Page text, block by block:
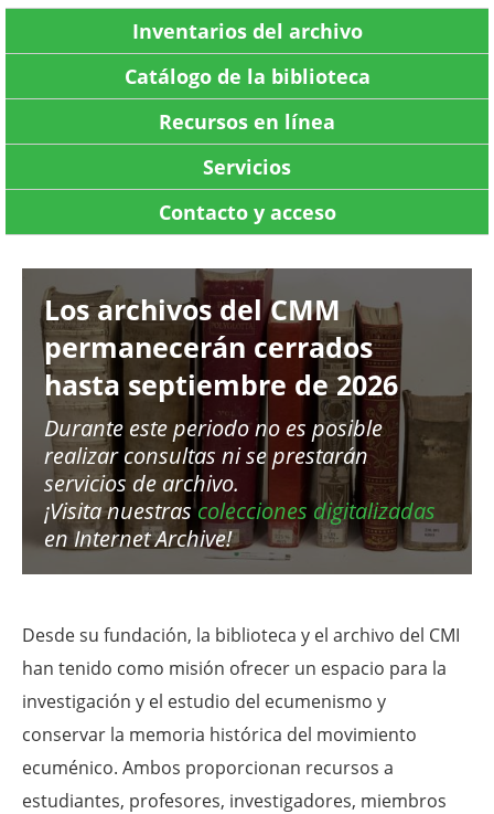
Inventarios del archivo
Catálogo de la biblioteca
Recursos en línea
Servicios
Contacto y acceso
Los archivos del CMM
permanecerán cerrados
hasta septiembre de 2026
Durante este periodo no es posible
realizar consultas ni se prestarán
servicios de archivo.
¡Visita nuestrascolecciones digitalizadas
en Internet Archive!
Desde su fundación, la biblioteca y el archivo del CMI
han tenido como misión ofrecer un espacio para la
investigación y el estudio del ecumenismo y
conservar la memoria histórica del movimiento
ecuménico. Ambos proporcionan recursos a
estudiantes, profesores, investigadores, miembros